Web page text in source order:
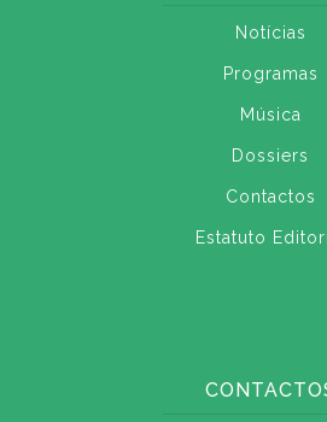
Notícias
Programas
Música
Dossiers
Contactos
Estatuto